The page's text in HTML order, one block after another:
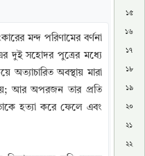
মন্দ পরিণামের বর্ণনা
দুই সহোদর পুত্রের মধ্যে
অত্যাচারিত অবস্থায় মারা
নেয়; আর অপরজন তার প্রতি
হত্যা করে ফেলে এবং
১৫
১৬
১৭
১৮
১৯
২০
২১
২২